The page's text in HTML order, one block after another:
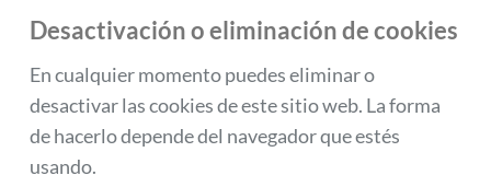
Desactivación o eliminación de cookies
En cualquier momento puedes eliminar o
desactivar las cookies de este sitio web. La forma
de hacerlo depende del navegador que estés
usando.